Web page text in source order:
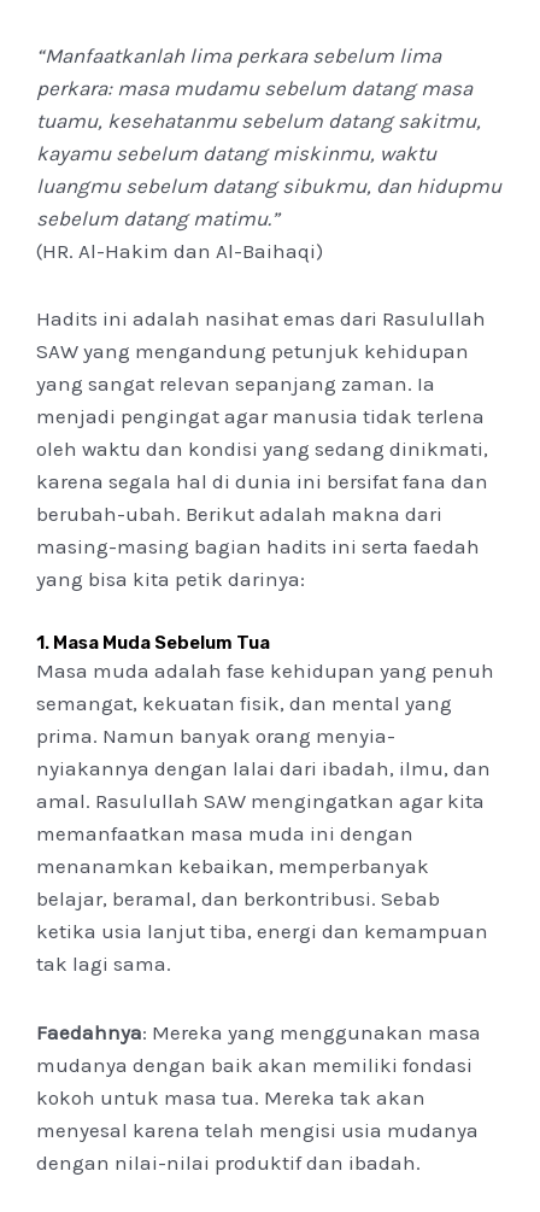
“Manfaatkanlah lima perkara sebelum lima
perkara: masa mudamu sebelum datang masa
tuamu, kesehatanmu sebelum datang sakitmu,
kayamu sebelum datang miskinmu, waktu
luangmu sebelum datang sibukmu, dan hidupmu
sebelum datang matimu.”
(HR. Al-Hakim dan Al-Baihaqi)
Hadits ini adalah nasihat emas dari Rasulullah
SAW yang mengandung petunjuk kehidupan
yang sangat relevan sepanjang zaman. Ia
menjadi pengingat agar manusia tidak terlena
oleh waktu dan kondisi yang sedang dinikmati,
karena segala hal di dunia ini bersifat fana dan
berubah-ubah. Berikut adalah makna dari
masing-masing bagian hadits ini serta faedah
yang bisa kita petik darinya:
1. Masa Muda Sebelum Tua
Masa muda adalah fase kehidupan yang penuh
semangat, kekuatan fisik, dan mental yang
prima. Namun banyak orang menyia-
nyiakannya dengan lalai dari ibadah, ilmu, dan
amal. Rasulullah SAW mengingatkan agar kita
memanfaatkan masa muda ini dengan
menanamkan kebaikan, memperbanyak
belajar, beramal, dan berkontribusi. Sebab
ketika usia lanjut tiba, energi dan kemampuan
tak lagi sama.
Faedahnya: Mereka yang menggunakan masa
mudanya dengan baik akan memiliki fondasi
kokoh untuk masa tua. Mereka tak akan
menyesal karena telah mengisi usia mudanya
dengan nilai-nilai produktif dan ibadah.